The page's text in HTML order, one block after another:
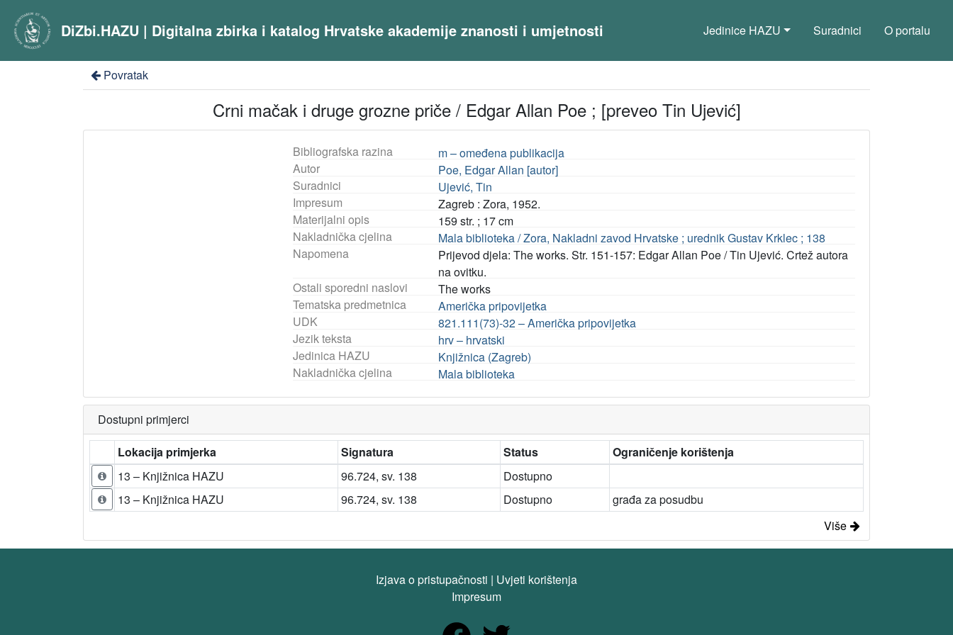
DiZbi.HAZU | Digitalna zbirka i katalog Hrvatske akademije znanosti i umjetnosti Jedinice HAZU Suradnici O portalu
Povratak
Crni mačak i druge grozne priče / Edgar Allan Poe ; [preveo Tin Ujević]
Bibliografska razina
m – omeđena publikacija
Autor
Poe, Edgar Allan [autor]
Suradnici
Ujević, Tin
Impresum
Zagreb : Zora, 1952.
Materijalni opis
159 str. ; 17 cm
Nakladnička cjelina
Mala biblioteka / Zora, Nakladni zavod Hrvatske ; urednik Gustav Krklec ; 138
Napomena
Prijevod djela: The works. Str. 151-157: Edgar Allan Poe / Tin Ujević. Crtež autora
na ovitku.
Ostali sporedni naslovi
The works
Tematska predmetnica
Američka pripovijetka
UDK
821.111(73)-32 – Američka pripovijetka
Jezik teksta
hrv – hrvatski
Jedinica HAZU
Knjižnica (Zagreb)
Nakladnička cjelina
Mala biblioteka
Dostupni primjerci
Lokacija primjerka
Signatura Status
Ograničenje korištenja
13 – Knjižnica HAZU
96.724, sv. 138
Dostupno
13 – Knjižnica HAZU
96.724, sv. 138 Dostupno
građa za posudbu
Više
Izjava o pristupačnosti | Uvjeti korištenja
Impresum